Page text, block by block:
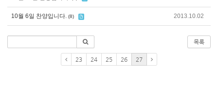
10월 6일 찬양입니다. (8) 2013.10.02
목록
23 24 25 26 27